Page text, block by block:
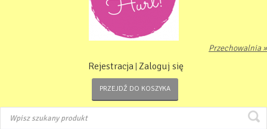
Przechowalnia »
Rejestracja Zaloguj się
PRZEJDŹ DO KOSZYKA